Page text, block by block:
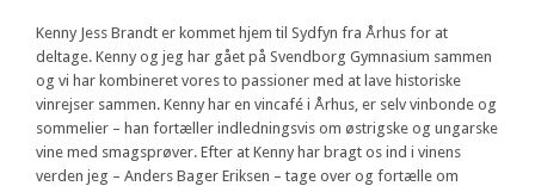
Kenny Jess Brandt er kommet hjem til Sydfyn fra Århus for at
deltage. Kenny og jeg har gået på Svendborg Gymnasium sammen
og vi har kombineret vores to passioner med at lave historiske
vinrejser sammen. Kenny har en vincafé i Århus, er selv vinbonde og
sommelier – han fortæller indledningsvis om østrigske og ungarske
vine med smagsprøver. Efter at Kenny har bragt os ind i vinens
verden jeg – Anders Bager Eriksen – tage over og fortælle om